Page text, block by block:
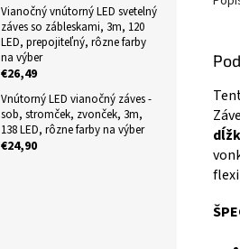
Vianočný vnútorný LED svetelný
záves so zábleskami, 3m, 120
LED, prepojiteľný, rôzne farby
na výber
€26,49
Vnútorný LED vianočný záves -
sob, stromček, zvonček, 3m,
138 LED, rôzne farby na výber
€24,90